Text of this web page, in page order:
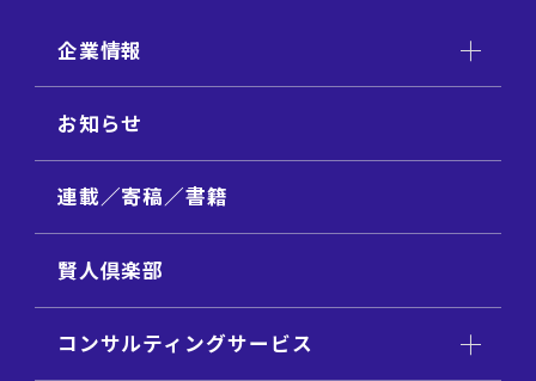
企業情報
お知らせ
連載／寄稿／書籍
賢人倶楽部
コンサルティングサービス